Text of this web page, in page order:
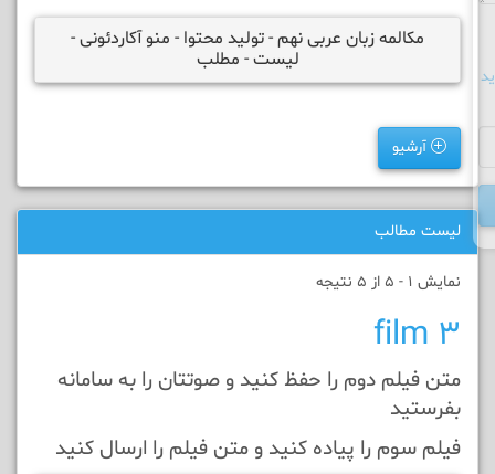
مکالمه زبان عربی نهم - تولید محتوا - منو آکاردئونی -
لیست - مطلب
آرشیو
لیست مطالب
نمایش 1 - 5 از 5 نتیجه
film 3
متن فیلم دوم را حفظ کنيد و صوتتان را به سامانه
بفرستيد
فیلم سوم را پیاده کنيد و متن فیلم را ارسال کنید